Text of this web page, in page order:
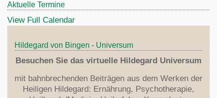
Aktuelle Termine
View Full Calendar
Hildegard von Bingen - Universum
Besuchen Sie das virtuelle Hildegard Universum
mit bahnbrechenden Beiträgen aus dem Werken der
Heiligen Hildegard: Ernährung, Psychotherapie,